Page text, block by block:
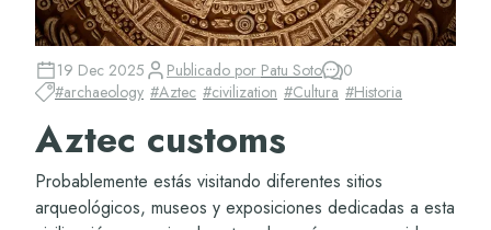
19 Dec 2025 Publicado por Patu Soto
0
#archaeology #Aztec #civilization #Cultura #Historia
Aztec customs
Probablemente estás visitando diferentes sitios
arqueológicos, museos y exposiciones dedicadas a esta